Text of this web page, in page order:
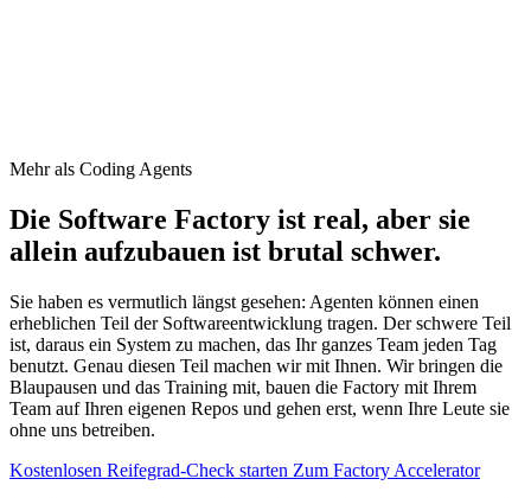
Mehr als Coding Agents
Die Software Factory ist real, aber sie
allein aufzubauen ist brutal schwer.
Sie haben es vermutlich längst gesehen: Agenten können einen
erheblichen Teil der Softwareentwicklung tragen. Der schwere Teil
ist, daraus ein System zu machen, das Ihr ganzes Team jeden Tag
benutzt. Genau diesen Teil machen wir mit Ihnen. Wir bringen die
Blaupausen und das Training mit, bauen die Factory mit Ihrem
Team auf Ihren eigenen Repos und gehen erst, wenn Ihre Leute sie
ohne uns betreiben.
Kostenlosen Reifegrad-Check starten Zum Factory Accelerator